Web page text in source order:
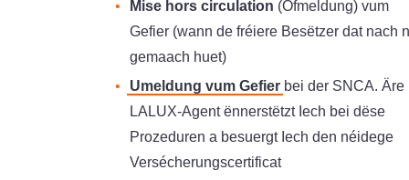
Mise hors circulation (Ofmeldung) vum
Gefier (wann de fréiere Besëtzer dat nach
gemaach huet)
Umeldung vum Gefier bei der SNCA. Äre
LALUX-Agent ënnerstëtzt Iech bei dëse
Prozeduren a besuergt Iech den néidege
Versécherungscertificat